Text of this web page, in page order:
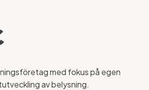
med fokus på egen
av belysning.